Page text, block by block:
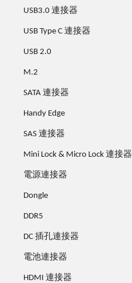
USB3.0 連接器
USB Type C 連接器
USB 2.0
M.2
SATA 連接器
Handy Edge
SAS 連接器
Mini Lock & Micro Lock 連接器
電源連接器
Dongle
DDR5
DC 插孔連接器
電池連接器
HDMI 連接器